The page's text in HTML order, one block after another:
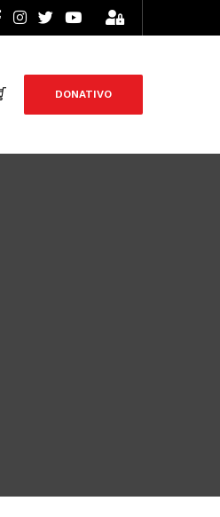
DONATIVO